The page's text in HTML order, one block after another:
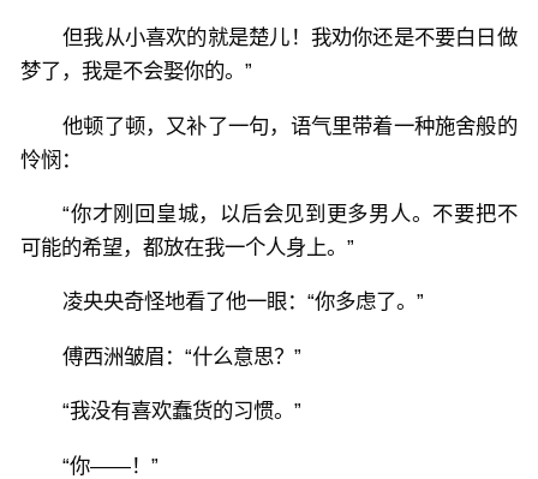
但我从小喜欢的就是楚儿！我劝你还是不要白日做
梦了，我是不会娶你的。”
他顿了顿，又补了一句，语气里带着一种施舍般的
怜悯：
“你才刚回皇城，以后会见到更多男人。不要把不
可能的希望，都放在我一个人身上。”
凌央央奇怪地看了他一眼：“你多虑了。”
傅西洲皱眉：“什么意思？”
“我没有喜欢蠢货的习惯。”
“你——！”